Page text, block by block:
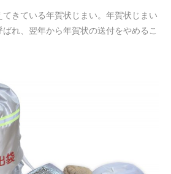
きている年賀状じまい。年賀状じまい
れ、翌年から年賀状の送付をやめるこ